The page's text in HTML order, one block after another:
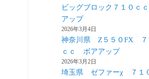
ビッグブロック７１０ｃ
アップ
2026年3月4日
神奈川県 Z５５０FX ７
ｃｃ ボアアップ
2026年3月2日
埼玉県 ゼファーχ ７１